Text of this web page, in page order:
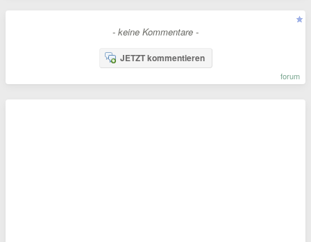
- keine Kommentare -
JETZT kommentieren
forum